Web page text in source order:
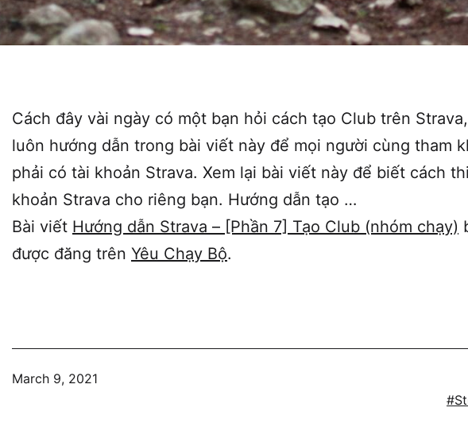
Cách đây vài ngày có một bạn hỏi cách tạo Club trên
luôn hướng dẫn trong bài viết này để mọi người cùng tham
phải có tài khoản Strava. Xem lại bài viết này để biết cách
khoản Strava cho riêng bạn. Hướng dẫn tạo …
Bài viết Hướng dẫn Strava – [Phần 7] Tạo Club (nhóm chạy)
được đăng trên Yêu Chạy Bộ.
Published
March 9, 2021